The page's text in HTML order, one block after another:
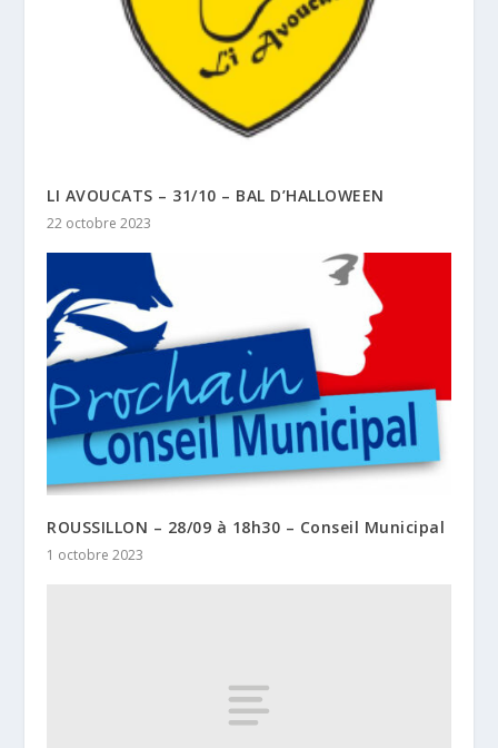
LI AVOUCATS – 31/10 – BAL D’HALLOWEEN
22 octobre 2023
ROUSSILLON – 28/09 à 18h30 – Conseil Municipal
1 octobre 2023